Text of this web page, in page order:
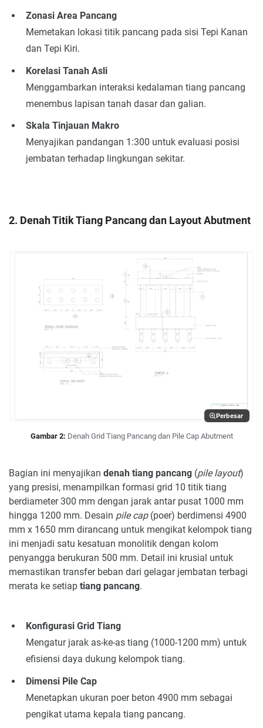
Zonasi Area Pancang
Memetakan lokasi titik pancang pada sisi Tepi Kanan
dan Tepi Kiri.
Korelasi Tanah Asli
Menggambarkan interaksi kedalaman tiang pancang
menembus lapisan tanah dasar dan galian.
Skala Tinjauan Makro
Menyajikan pandangan 1:300 untuk evaluasi posisi
jembatan terhadap lingkungan sekitar.
2. Denah Titik Tiang Pancang dan Layout Abutment
Perbesar
Gambar 2: Denah Grid Tiang Pancang dan Pile Cap Abutment
Bagian ini menyajikan denah tiang pancang (pile layout)
yang presisi, menampilkan formasi grid 10 titik tiang
berdiameter 300 mm dengan jarak antar pusat 1000 mm
hingga 1200 mm. Desain pile cap(poer) berdimensi 4900
mm x 1650 mm dirancang untuk mengikat kelompok tiang
ini menjadi satu kesatuan monolitik dengan kolom
penyangga berukuran 500 mm. Detail ini krusial untuk
memastikan transfer beban dari gelagar jembatan terbagi
merata ke setiap tiang pancang.
Konfigurasi Grid Tiang
Mengatur jarak as-ke-as tiang (1000-1200 mm) untuk
efisiensi daya dukung kelompok tiang.
Dimensi Pile Cap
Menetapkan ukuran poer beton 4900 mm sebagai
pengikat utama kepala tiang pancang.